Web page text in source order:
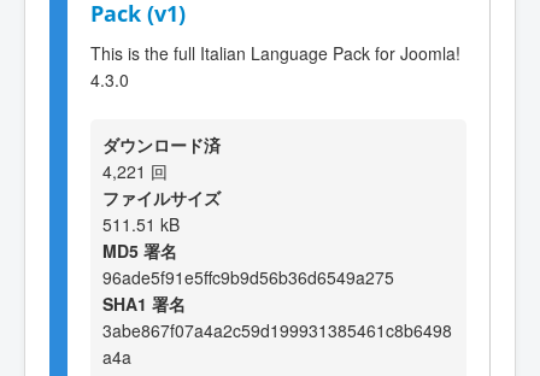
Pack (v1)
This is the full Italian Language Pack for Joomla!
4.3.0
ダウンロード済
4,221 回
ファイルサイズ
511.51 kB
MD5 署名
96ade5f91e5ffc9b9d56b36d6549a275
SHA1 署名
3abe867f07a4a2c59d199931385461c8b6498
a4a